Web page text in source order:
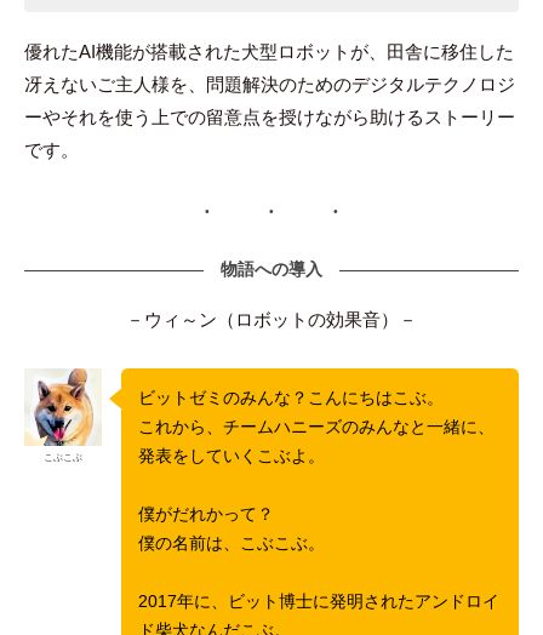
優れたAI機能が搭載された犬型ロボットが、田舎に移住した
冴えないご主人様を、問題解決のためのデジタルテクノロジ
ーやそれを使う上での留意点を授けながら助けるストーリー
です。
物語への導入
－ウィ～ン（ロボットの効果音）－
こぶこぶ
ビットゼミのみんな？こんにちはこぶ。
これから、チームハニーズのみんなと一緒に、
発表をしていくこぶよ。
僕がだれかって？
僕の名前は、こぶこぶ。
2017年に、ビット博士に発明されたアンドロイ
ド柴犬なんだこぶ。